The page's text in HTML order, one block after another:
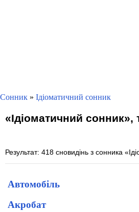
Сонник » Ідіоматичний сонник
«Ідіоматичний сонник»,
Результат: 418 сновидінь з сонника
Автомобіль
Акробат